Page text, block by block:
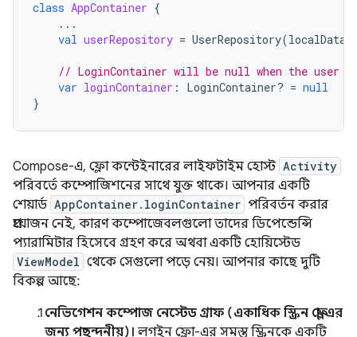
class AppContainer {
...
val userRepository = UserRepository(
// LoginContainer will be null when the user
var loginContainer : LoginContainer? = null
}
Compose-এ, ফ্লো কন্টেইনারের লাইফটাইম হোস্ট Activity
পরিবর্তে কম্পোজিশনের সাথে যুক্ত থাকে। আপনার একটি
শেয়ার্ড AppContainer.loginContainer পরিবর্তন করার
প্রয়োজন নেই, কারণ কম্পোজেবলগুলো তাদের ডিপেন্ডেন্সি
প্যারামিটার হিসেবে গ্রহণ করে অথবা একটি হোয়িস্টেড
ViewModel থেকে সেগুলো পড়ে নেয়। আপনার কাছে দুটি
বিকল্প আছে:
নেভিগেশন কম্পোজ নেস্টেড গ্রাফ (একাধিক স্ক্রিন ফ্লো-এর
জন্য পছন্দনীয়)। লগইন ফ্লো-এর সমস্ত স্ক্রিনকে একটি